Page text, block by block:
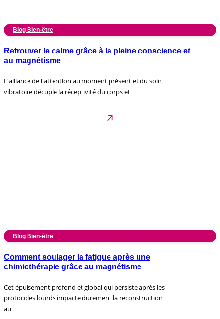
Blog Bien-être
Retrouver le calme grâce à la pleine conscience et
au magnétisme
L'alliance de l'attention au moment présent et du soin
vibratoire décuple la réceptivité du corps et
Blog Bien-être
Comment soulager la fatigue après une
chimiothérapie grâce au magnétisme
Cet épuisement profond et global qui persiste après les
protocoles lourds impacte durement la reconstruction
au